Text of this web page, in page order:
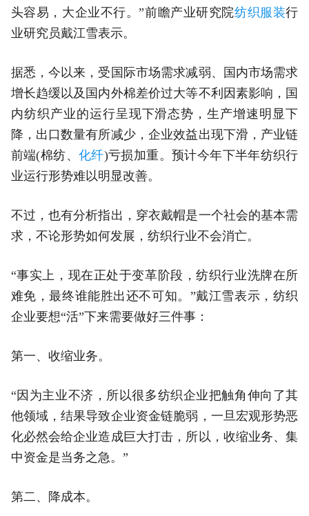
头容易，大企业不行。”前瞻产业研究院纺织服装行
业研究员戴江雪表示。
据悉，今以来，受国际市场需求减弱、国内市场需求
增长趋缓以及国内外棉差价过大等不利因素影响，国
内纺织产业的运行呈现下滑态势，生产增速明显下
降，出口数量有所减少，企业效益出现下滑，产业链
前端(棉纺、 化纤)亏损加重。预计今年下半年纺织行
业运行形势难以明显改善。
不过，也有分析指出，穿衣戴帽是一个社会的基本需
求，不论形势如何发展，纺织行业不会消亡。
“事实上，现在正处于变革阶段，纺织行业洗牌在所
难免，最终谁能胜出还不可知。”戴江雪表示，纺织
企业要想“活”下来需要做好三件事：
第一、收缩业务。
“因为主业不济，所以很多纺织企业把触角伸向了其
他领域，结果导致企业资金链脆弱，一旦宏观形势恶
化必然会给企业造成巨大打击，所以，收缩业务、集
中资金是当务之急。”
第二、降成本。